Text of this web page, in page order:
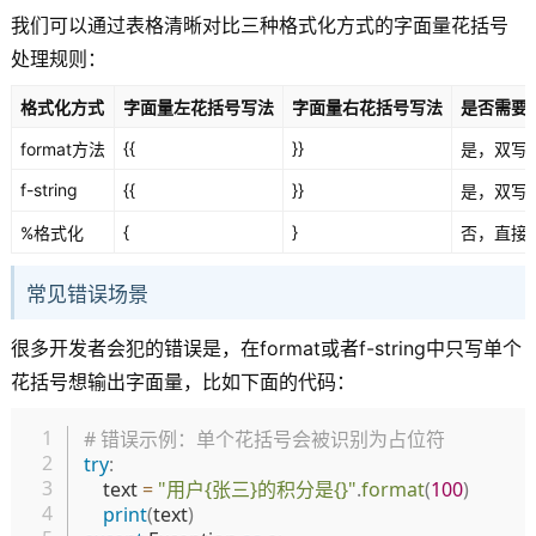
我们可以通过表格清晰对比三种格式化方式的字面量花括号
处理规则：
格式化方式 字面量左花括号写法 字面量右花括号写法 是否需要
format方法 {{ }}
是，双写
f-string
{{ }} 是，双写
%格式化 { } 否，直接
常见错误场景
很多开发者会犯的错误是，在format或者f-string中只写单个
花括号想输出字面量，比如下面的代码：
# 错误示例：单个花括号会被识别为占位符
try:
    text
= "用户{张三}的积分是{}".format(100)
print(text)